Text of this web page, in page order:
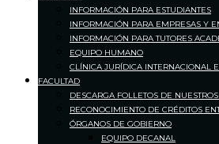
INFORMACIÓN PARA ESTUDIANTES
INFORMACIÓN PARA EMPRESAS Y
INFORMACIÓN PARA TUTORES
EQUIPO HUMANO
CLÍNICA JURÍDICA INTERNACIONAL
FACULTAD
DESCARGA FOLLETOS DE
RECONOCIMIENTO DE CRÉDITOS
ÓRGANOS DE GOBIERNO
EQUIPO DECANAL